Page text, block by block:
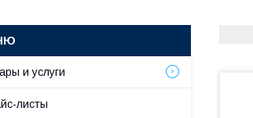
и услуги
листы